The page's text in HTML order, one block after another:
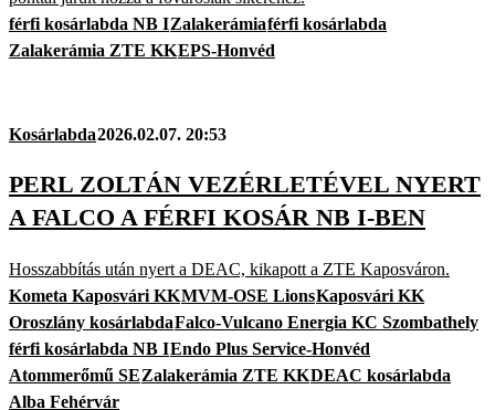
férfi kosárlabda NB IZalakerámiaférfi kosárlabda
Zalakerámia ZTE KKEPS-Honvéd
Kosárlabda2026.02.07. 20:53
PERL ZOLTÁN VEZÉRLETÉVEL NYERT
A FALCO A FÉRFI KOSÁR NB I-BEN
Hosszabbítás után nyert a DEAC, kikapott a ZTE Kaposváron.
Kometa Kaposvári KKMVM-OSE LionsKaposvári KK
Oroszlány kosárlabdaFalco-Vulcano Energia KC Szombathely
férfi kosárlabda NB IEndo Plus Service-Honvéd
Atommerőmű SEZalakerámia ZTE KKDEAC kosárlabda
Alba Fehérvár